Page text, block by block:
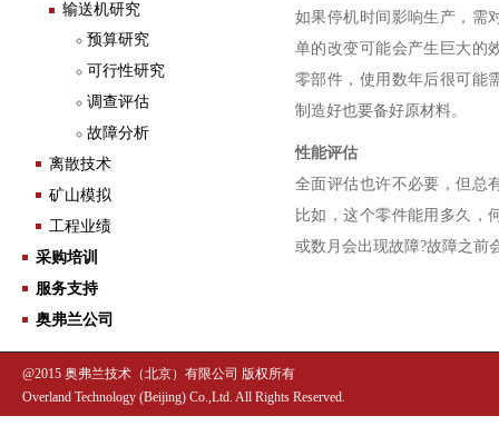
输送机研究
预算研究
可行性研究
调查评估
故障分析
离散技术
矿山模拟
工程业绩
采购培训
服务支持
奥弗兰公司
如果停机时间影响生产，需
单的改变可能会产生巨大的
零部件，使用数年后很可能
制造好也要备好原材料。
性能评估
全面评估也许不必要，但总
比如，这个零件能用多久，
或数月会出现故障?故障之前
@2015 奥弗兰技术（北京）有限公司 版权所有
Overland Technology (Beijing) Co.,Ltd. All Rights Reserved.